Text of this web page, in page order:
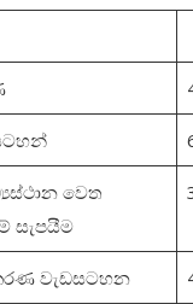
වෙත
සැපයීම
වැඩසටහන